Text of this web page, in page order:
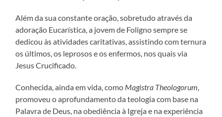
Além da sua constante oração, sobretudo através da
adoração Eucarística, a jovem de Foligno sempre se
dedicou às atividades caritativas, assistindo com ternura
os últimos, os leprosos e os enfermos, nos quais via
Jesus Crucificado.
Conhecida, ainda em vida, como Magistra Theologorum,
promoveu o aprofundamento da teologia com base na
Palavra de Deus, na obediência à Igreja e na experiência